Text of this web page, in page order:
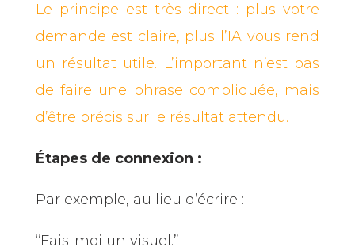
Le principe est très direct : plus votre
demande est claire, plus l’IA vous rend
un résultat utile. L’important n’est pas
de faire une phrase compliquée, mais
d’être précis sur le résultat attendu.
Étapes de connexion :
Par exemple, au lieu d’écrire :
“Fais-moi un visuel.”